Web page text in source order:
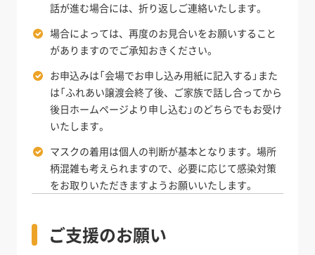
話が進む場合には、折り返しご連絡いたします。
場合によっては、再度のお見合いをお願いすること
がありますのでご承知おきください。
お申込みは「会場でお申し込み用紙に記入する」また
は「ふれあい譲渡会終了後、ご家族で話し合ってから
後日ホームページより申し込む」のどちらでもお受け
いたします。
マスクの着用は個人の判断が基本となります。場所
柄混雑も考えられますので、必要に応じて感染対策
をお取りいただきますようお願いいたします。
ご支援のお願い